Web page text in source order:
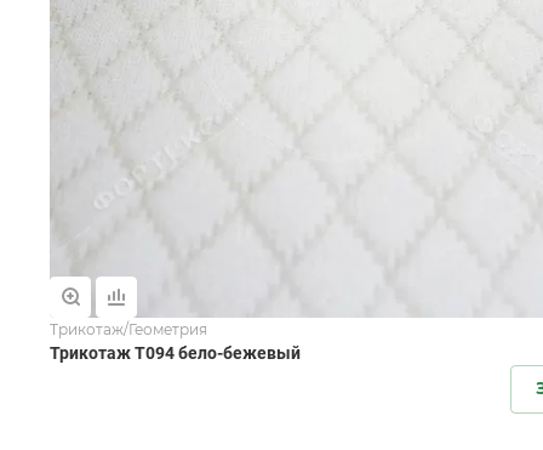
Трикотаж/Геометрия
Трикотаж T094 бело-бежевый